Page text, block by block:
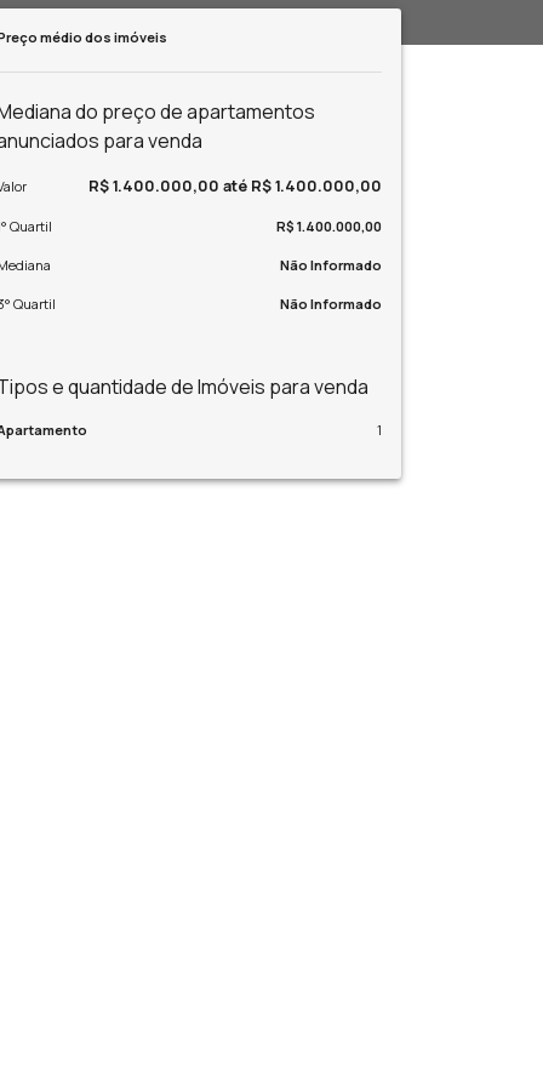
médio dos imóveis
do preço de apartamentos
para venda
R$ 1.400.000,00 até R$ 1.400.000,00
Quartil R$ 1.400.000,00
Não Informado
Quartil Não Informado
e quantidade de Imóveis para venda
1